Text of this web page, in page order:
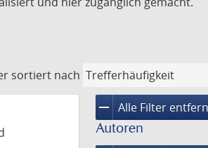
sortiert nach
remove Alle Filter
Autoren